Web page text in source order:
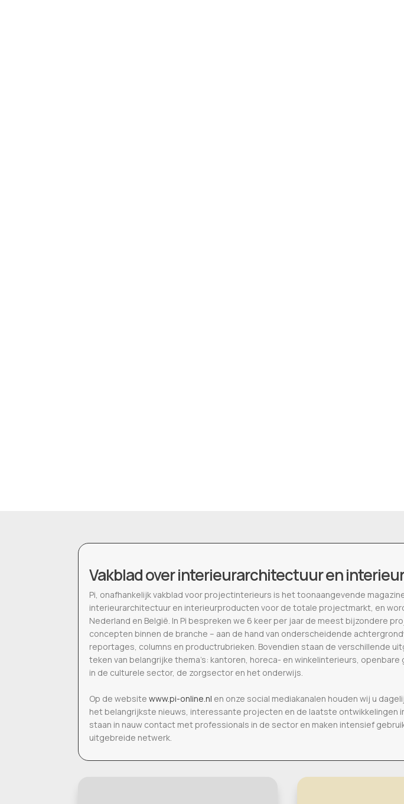
Vakblad over interieurarchitectuur en
Pi, onafhankelijk vakblad voor projectinterieurs is het toonaangevende
interieurarchitectuur en interieurproducten voor de totale projectmarkt, en
Nederland en België. In Pi bespreken we 6 keer per jaar de meest bijzondere
concepten binnen de branche – aan de hand van onderscheidende
reportages, columns en productrubrieken. Bovendien staan de verschillende
teken van belangrijke thema’s: kantoren, horeca- en winkelinterieurs,
in de culturele sector, de zorgsector en het onderwijs.
Op de website www.pi-online.nl en onze social mediakanalen houden wij u
het belangrijkste nieuws, interessante projecten en de laatste ontwikkelingen
staan in nauw contact met professionals in de sector en maken intensief
uitgebreide netwerk.